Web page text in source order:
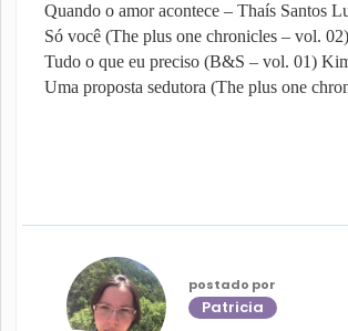
Quando o amor acontece – Thaís Santos
Só você (The plus one chronicles – vol.
Tudo o que eu preciso (B&S – vol. 01)
Uma proposta sedutora (The plus one
postado por
Patricia